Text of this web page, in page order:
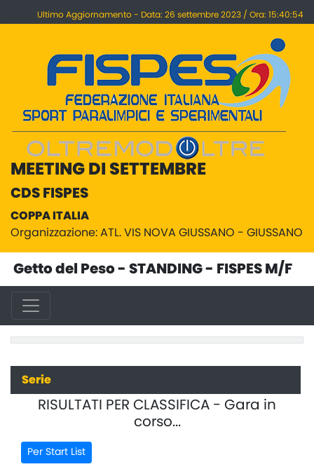
Ultimo Aggiornamento - Data: 26 settembre 2023 / Ora: 15:40:54
MEETING DI SETTEMBRE
CDS FISPES
COPPA ITALIA
Organizzazione: ATL. VIS NOVA GIUSSANO - GIUSSANO
Getto del Peso - STANDING - FISPES M/F
Serie
RISULTATI PER CLASSIFICA - Gara in
corso...
Per Start List